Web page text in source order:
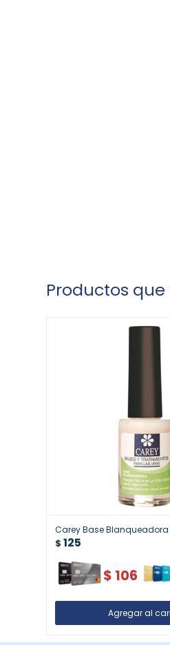
Productos
Carey Base Blanqueadora
$ 125
$ 106